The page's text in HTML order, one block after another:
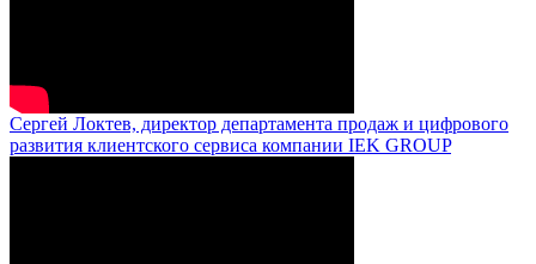
Сергей Локтев, директор департамента продаж и цифрового
развития клиентского сервиса компании IEK GROUP